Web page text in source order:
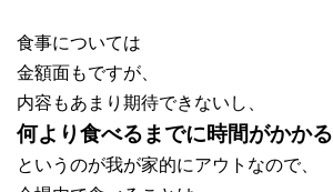
食事については
金額面もですが、
内容もあまり期待できないし、
何より食べるまでに時間がかかる
というのが我が家的にアウトなので、